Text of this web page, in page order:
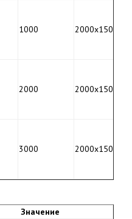
1000 2000х1500
2000 2000х1500
3000 2000х1500
Значение